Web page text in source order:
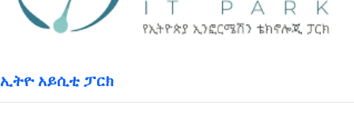
ኢትዮ አይሲቲ ፓርክ